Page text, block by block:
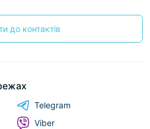
до контактів
Telegram
Viber